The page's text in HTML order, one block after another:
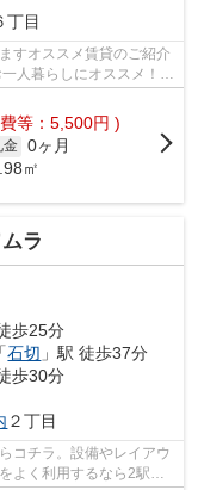
丁目
すオススメ賃貸のご紹介
等：5,500円 )
金 0ヶ月
㎡
ラ
歩25分
「石切 」駅 徒歩37分
歩30分
２丁目
コチラ。設備やレイアウ
よく利用するなら2駅利